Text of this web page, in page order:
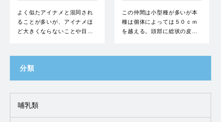
よく似たアイナメと混同され
ることが多いが、アイナメほ
ど大きくならないことや目…
この仲間は小型種が多いが本
種は個体によっては５０ｃｍ
を越える。頭部に総状の皮…
分類
哺乳類